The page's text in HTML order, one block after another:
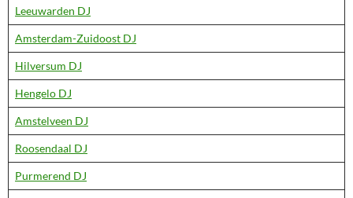
Leeuwarden DJ
Amsterdam-Zuidoost DJ
Hilversum DJ
Hengelo DJ
Amstelveen DJ
Roosendaal DJ
Purmerend DJ